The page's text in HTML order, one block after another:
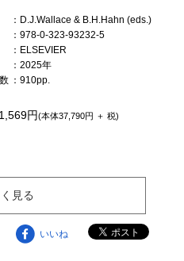
：D.J.Wallace & B.H.Hahn (eds.)
：978-0-323-93232-5
：ELSEVIER
：2025年
：910pp.
円(本体37,790円 ＋ 税)
見る
いいね